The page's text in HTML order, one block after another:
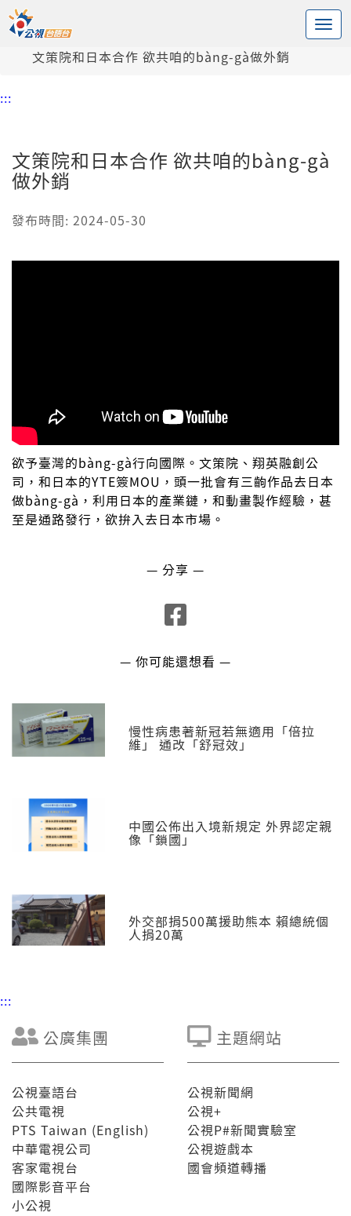
中央內容區塊
頭頁
文策院和日本合作 欲共咱的bàng-gà做外銷
:::
文策院和日本合作 欲共咱的bàng-gà
做外銷
發布時間: 2024-05-30
欲予臺灣的bàng-gà行向國際。文策院、翔英融創公
司，和日本的YTE簽MOU，頭一批會有三齣作品去日本
做bàng-gà，利用日本的產業鏈，和動畫製作經驗，甚
至是通路發行，欲拚入去日本市場。
— 分享 —
— 你可能還想看 —
慢性病患著新冠若無適用「倍拉
維」 通改「舒冠效」
中國公佈出入境新規定 外界認定親
像「鎖國」
外交部捐500萬援助熊本 賴總統個
人捐20萬
:::
公廣集團
公視臺語台
公共電視
PTS Taiwan (English)
中華電視公司
客家電視台
國際影音平台
小公視
主題網站
公視新聞網
公視+
公視P#新聞實驗室
公視遊戲本
國會頻道轉播